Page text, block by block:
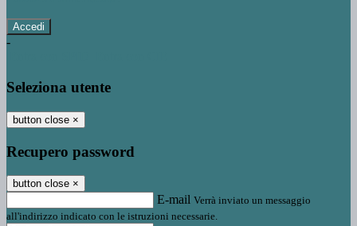
-
Seleziona utente
button close ×
Recupero password
button close ×
E-mail Verrà inviato un messaggio
all'indirizzo indicato con le istruzioni necessarie.